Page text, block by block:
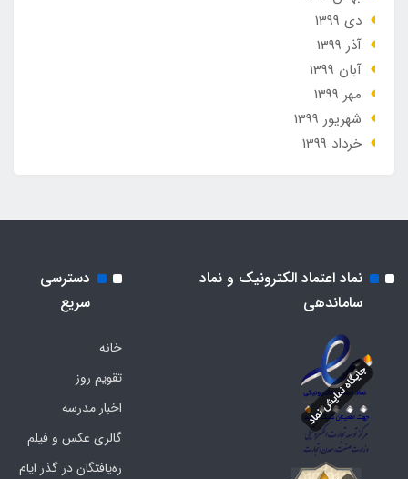
دی 1399
آذر 1399
آبان 1399
مهر 1399
شهریور 1399
خرداد 1399
نماد اعتماد الکترونیک و نماد
ساماندهی
دسترسی
سریع
خانه
تقویم روز
اخبار مدرسه
گالری عکس و فیلم
ره‌یافتگان در گذر ایام